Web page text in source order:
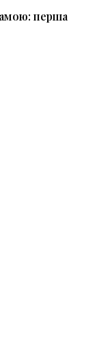
перша